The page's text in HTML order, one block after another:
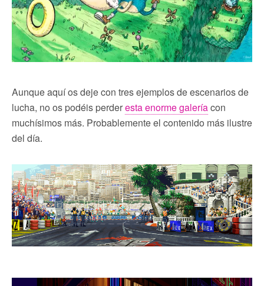
Aunque aquí os deje con tres ejemplos de escenarios de
lucha, no os podéis perderesta enorme galeríacon
muchísimos más. Probablemente el contenido más ilustre
del día.